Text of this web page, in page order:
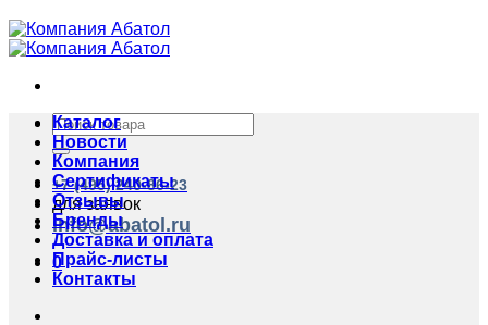
Искать:
+7 (495) 240-86-23
для заявок
info@abatol.ru
0
Каталог
Новости
Компания
Сертификаты
Отзывы
Бренды
Доставка и оплата
Прайс-листы
Контакты